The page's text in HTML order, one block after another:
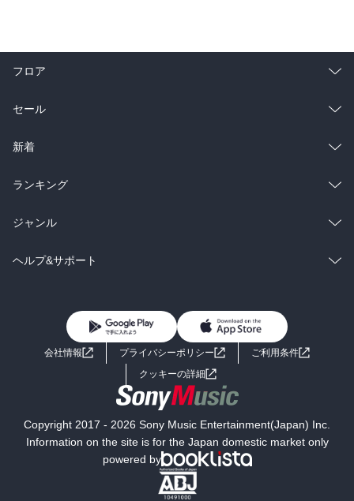
フロア
総合
ラノベ
雑誌・グラビア
BL・TL
セール
総合
ラノベ
雑誌・グラビア
BL・TL
新着
総合
ラノベ
雑誌・グラビア
ランキング
総合
ラノベ
ジャンル
コミック
ライトノベル 男子向けラノベ
小説
海外小説
ミステリー SF
文学
ヘルプ&サポート
よくあるご質問 お問い合わせ
会社情報 プライバシーポリシー
ご利用条件
クッキーの詳細
Copyright 2017 - 2026 Sony Music Entertainment(Japan) Inc.
Information on the site is for the Japan domestic market only
powered by